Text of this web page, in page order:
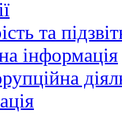
та
інформація